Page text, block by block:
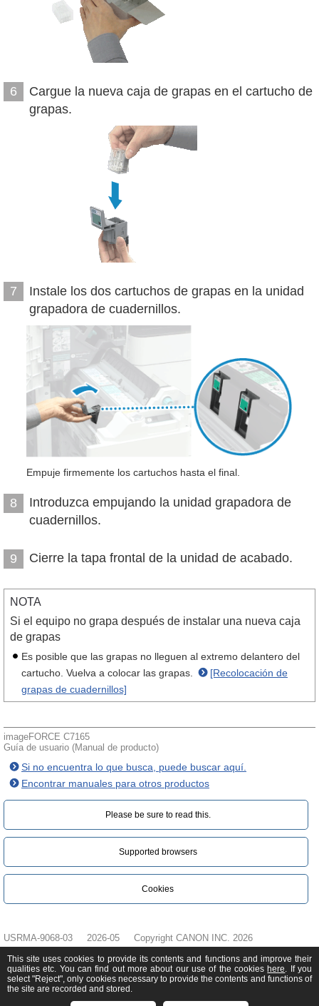
6
Cargue la nueva caja de grapas en el cartucho de
grapas.
7
Instale los dos cartuchos de grapas en la unidad
grapadora de cuadernillos.
Empuje firmemente los cartuchos hasta el final.
8
Introduzca empujando la unidad grapadora de
cuadernillos.
9 Cierre la tapa frontal de la unidad de acabado.
NOTA
Si el equipo no grapa después de instalar una nueva caja
de grapas
Es posible que las grapas no lleguen al extremo delantero del
cartucho. Vuelva a colocar las grapas.
[Recolocación de
grapas de cuadernillos]
imageFORCE C7165
Guía de usuario (Manual de producto)
Si no encuentra lo que busca, puede buscar aquí.
Encontrar manuales para otros productos
Please be sure to read this.‎
Supported browsers
Cookies
USRMA-9068-03 2026-05 Copyright CANON INC. 2026
This site uses cookies to provide its contents and functions and improve their
qualities etc. You can find out more about our use of the cookies here. If you
select "Reject", only cookies necessary to provide the contents and functions of
the site are recorded and stored.